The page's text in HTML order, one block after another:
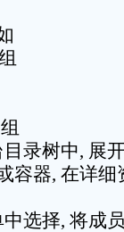
录树中, 展
容器, 在详细
选择, 将成